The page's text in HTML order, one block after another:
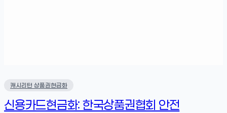
캐시리턴 상품권현금화
신용카드현금화: 한국상품권협회 안전